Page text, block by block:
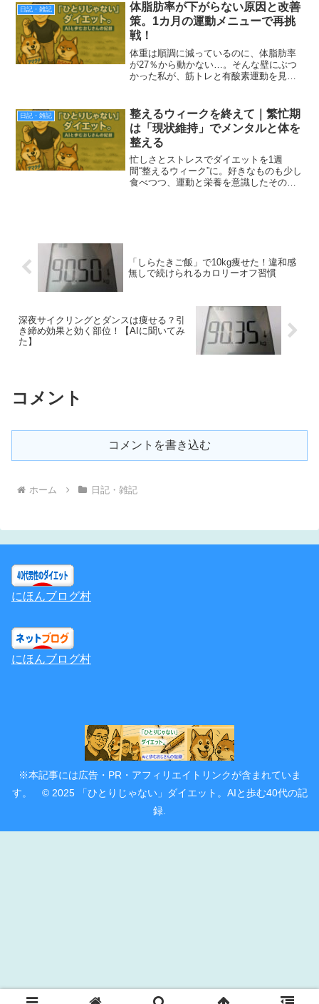
日記・雑記
体脂肪率が下がらない原因と改善
策。1カ月の運動メニューで再挑
戦！
体重は順調に減っているのに、体脂肪率
が27％から動かない…。そんな壁にぶつ
かった私が、筋トレと有酸素運動を見直
日記・雑記
整えるウィークを終えて｜繁忙期
は「現状維持」でメンタルと体を
整える
忙しさとストレスでダイエットを1週
間“整えるウィーク”に。好きなものも少し
食べつつ、運動と栄養を意識したその成
「しらたきご飯」で10kg痩せた！違和感
無しで続けられるカロリーオフ習慣
深夜サイクリングとダンスは痩せる？引
き締め効果と効く部位！【AIに聞いてみ
た】
コメント
コメントを書き込む
ホーム 日記・雑記
にほんブログ村
にほんブログ村
※本記事には広告・PR・アフィリエイトリンクが含まれていま
す。 © 2025 「ひとりじゃない」ダイエット。AIと歩む40代の記
録.